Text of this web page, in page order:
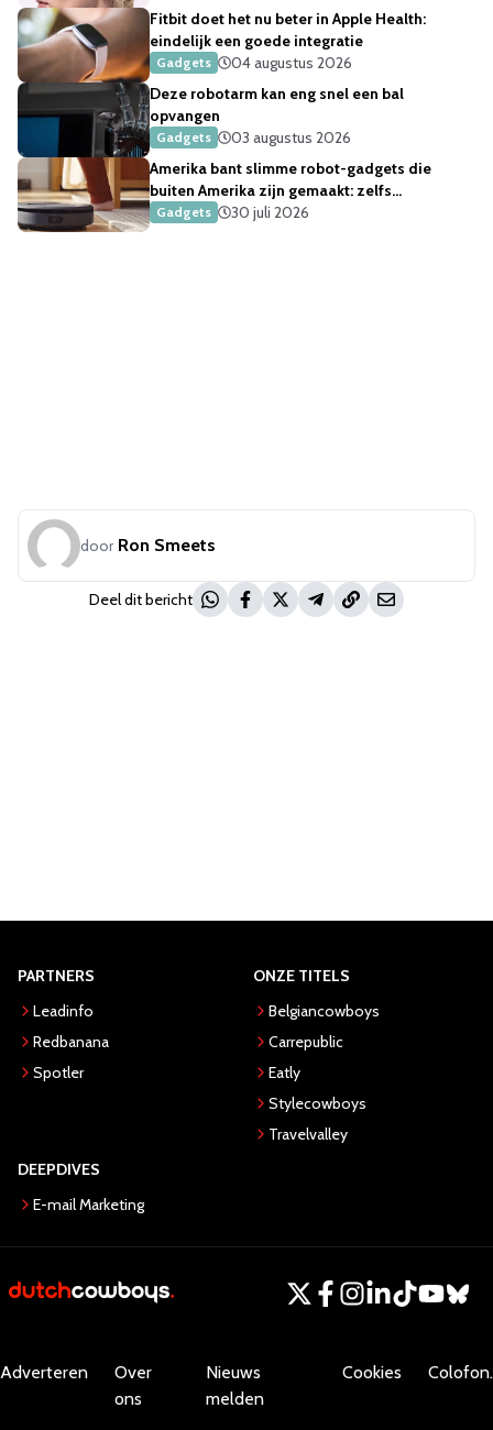
Fitbit doet het nu beter in Apple Health:
eindelijk een goede integratie
Gadgets
04 augustus 2026
Deze robotarm kan eng snel een bal
opvangen
Gadgets
03 augustus 2026
Amerika bant slimme robot-gadgets die
buiten Amerika zijn gemaakt: zelfs
robotstofzuigers
Gadgets 30 juli 2026
door Ron Smeets
Deel dit bericht
PARTNERS
Leadinfo
Redbanana
Spotler
ONZE TITELS
Belgiancowboys
Carrepublic
Eatly
Stylecowboys
Travelvalley
DEEPDIVES
E-mail Marketing
Adverteren
Over
ons
Nieuws
melden
Cookies Colofon.